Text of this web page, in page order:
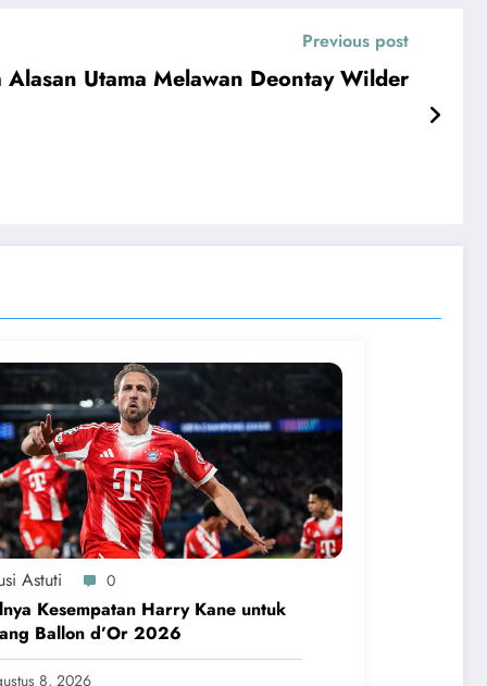
Previous post
Utama Melawan Deontay Wilder
Astuti 0
Kesempatan Harry Kane untuk
Ballon d’Or 2026
8, 2026